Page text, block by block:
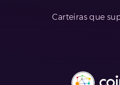
Carteiras que